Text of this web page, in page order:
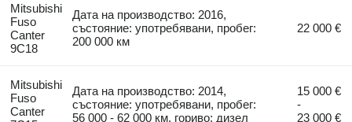
Mitsubishi
Fuso
Canter
9C18
Дата на производство: 2016,
състояние: употребявани, пробег:
200 000 км
22 000 €
Mitsubishi
Fuso
Canter
Дата на производство: 2014,
състояние: употребявани, пробег:
56 000 - 62 000 км, гориво: дизел
15 000 €
-
23 000 €